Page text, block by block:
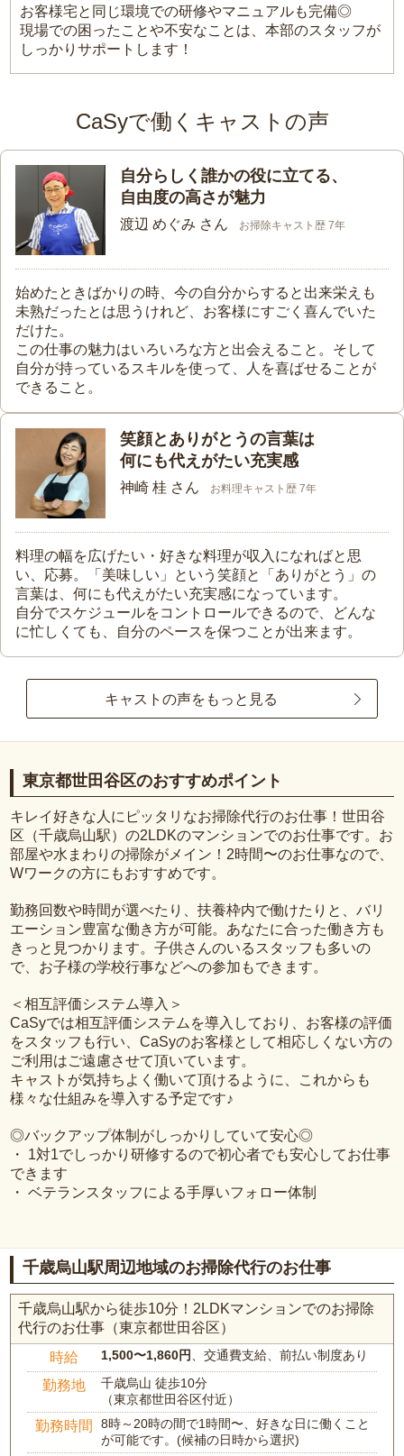
お客様宅と同じ環境での研修やマニュアルも完備◎
現場での困ったことや不安なことは、本部のスタッフが
しっかりサポートします！
CaSyで働くキャストの声
自分らしく誰かの役に立てる、
自由度の高さが魅力
渡辺 めぐみ さん お掃除キャスト歴 7年
始めたときばかりの時、今の自分からすると出来栄えも
未熟だったとは思うけれど、お客様にすごく喜んでいた
だけた。
この仕事の魅力はいろいろな方と出会えること。そして
自分が持っているスキルを使って、人を喜ばせることが
できること。
笑顔とありがとうの言葉は
何にも代えがたい充実感
神崎 桂 さん お料理キャスト歴 7年
料理の幅を広げたい・好きな料理が収入になればと思
い、応募。「美味しい」という笑顔と「ありがとう」の
言葉は、何にも代えがたい充実感になっています。
自分でスケジュールをコントロールできるので、どんな
に忙しくても、自分のペースを保つことが出来ます。
キャストの声をもっと見る
東京都世田谷区のおすすめポイント
キレイ好きな人にピッタリなお掃除代行のお仕事！世田谷
区（千歳烏山駅）の2LDKのマンションでのお仕事です。お
部屋や水まわりの掃除がメイン！2時間〜のお仕事なので、
Wワークの方にもおすすめです。
勤務回数や時間が選べたり、扶養枠内で働けたりと、バリ
エーション豊富な働き方が可能。あなたに合った働き方も
きっと見つかります。子供さんのいるスタッフも多いの
で、お子様の学校行事などへの参加もできます。
＜相互評価システム導入＞
CaSyでは相互評価システムを導入しており、お客様の評価
をスタッフも行い、CaSyのお客様として相応しくない方の
ご利用はご遠慮させて頂いています。
キャストが気持ちよく働いて頂けるように、これからも
様々な仕組みを導入する予定です♪
◎バックアップ体制がしっかりしていて安心◎
・ 1対1でしっかり研修するので初心者でも安心してお仕事
できます
・ ベテランスタッフによる手厚いフォロー体制
千歳烏山駅周辺地域のお掃除代行のお仕事
千歳烏山駅から徒歩10分！2LDKマンションでのお掃除
代行のお仕事（東京都世田谷区）
時給 1,500〜1,860円、交通費支給、前払い制度あり
勤務地
千歳烏山 徒歩10分
（東京都世田谷区付近）
勤務時間
8時～20時の間で1時間〜、好きな日に働くこと
が可能です。(候補の日時から選択)